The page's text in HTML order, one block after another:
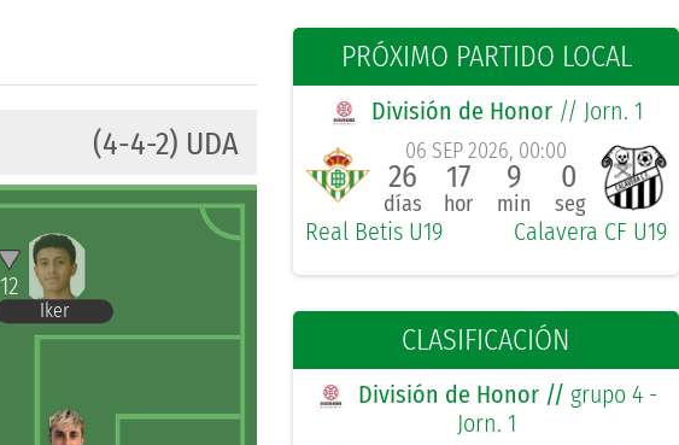
PRÓXIMO PARTIDO LOCAL
División de Honor // Jorn. 1
Real Betis U19
06 SEP 2026, 00:00
26
días
17
hor
9
min
0
seg
Calavera CF U19
CLASIFICACIÓN
División de Honor // grupo 4 -
Jorn. 1
(4-4-2) UDA
12
Iker